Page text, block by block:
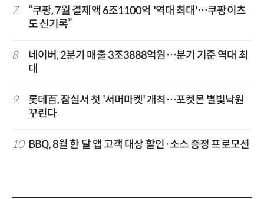
7
“쿠팡, 7월 결제액 6조1100억 '역대 최대'…쿠팡이츠
도 신기록”
8
네이버, 2분기 매출 3조3888억원…분기 기준 역대 최
대
9
롯데百, 잠실서 첫 '서머마켓' 개최…포켓몬 별빛낙원
꾸린다
10 BBQ, 8월 한 달 앱 고객 대상 할인·소스 증정 프로모션